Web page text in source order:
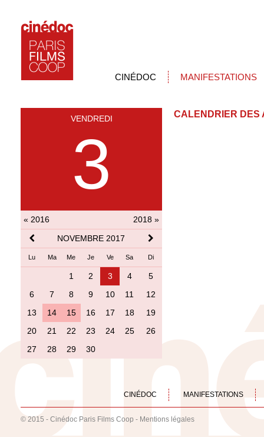
CINÉDOC MANIFESTATIONS
VENDREDI
3
« 2016
2018 »
NOVEMBRE 2017
Lu Ma Me Je Ve Sa Di
1 2 3 4
5
6
7 8 9 10 11
12
13
14 15 16 17 18
19
20
21 22 23 24 25
26
27
28 29 30
CALENDRIER DES
CINÉDOC MANIFESTATIONS
© 2015 - Cinédoc Paris Films Coop - Mentions légales